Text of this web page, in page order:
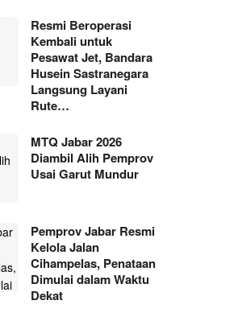
Resmi Beroperasi
Kembali untuk
Pesawat Jet, Bandara
Husein Sastranegara
Langsung Layani
Rute…
MTQ Jabar 2026
Diambil Alih Pemprov
Usai Garut Mundur
Pemprov Jabar Resmi
Kelola Jalan
Cihampelas, Penataan
Dimulai dalam Waktu
Dekat